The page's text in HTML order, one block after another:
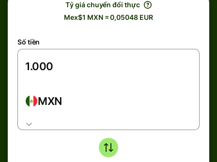
Tỷ giá chuyển đổi thực
Mex$1 MXN = 0,05048 EUR
Số tiền
MXN